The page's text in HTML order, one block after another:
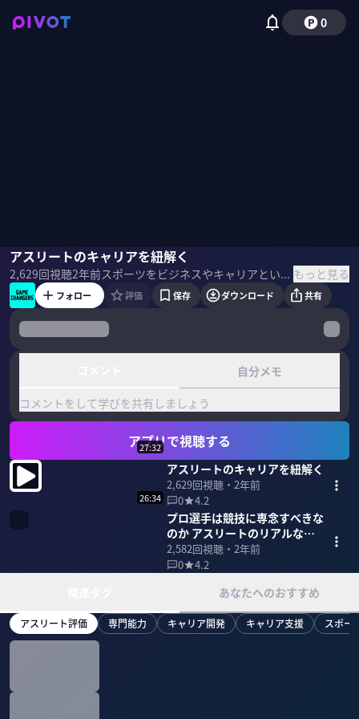
0
アスリートのキャリアを紐解く
2,629回視聴2年前 スポーツをビジネスやキャリアという視点から読み解く新感覚のスポーツコンテンツ。 世界や日本のスポーツビジネス事情を発信。競技だけではない魅力を伝えていくことで日本スポーツの発展を願う。 またスポーツからビジネスパーソンに役立つ、スキルやマインドセットを伝える。 ＜目次＞ もっと見る
家徳悠介 橋本英郎 大浦征也馬瓜エブリン
フォロー 評価 保存 ダウンロード 共有
自分メモ
コメントをして学びを共有しましょう
アプリで視聴する
27:32
アスリートのキャリアを紐解く
2,629回視聴・ 2年前
0
4.2
26:34
プロ選手は競技に専念すべきな
のか アスリートのリアルなキ
ャリア事情
2,582回視聴・ 2年前
0
4.2
あなたへのおすすめ
アスリート評価 専門能力 キャリア開発 キャリア支援 スポー